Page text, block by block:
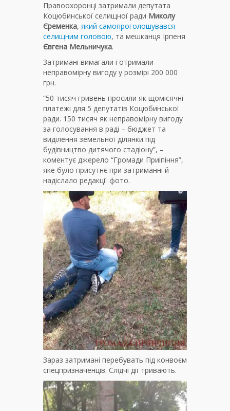
Правоохоронці затримали депутата
Коцюбинської селищної ради Миколу
Єременка, який самопроголошувався
селищним головою, та мешканця Ірпеня
Євгена Мельничука.
Затримані вимагали і отримали
неправомірну вигоду у розмірі 200 000
грн.
“50 тисяч гривень просили як щомісячні
платежі для 5 депутатів Коцюбинської
ради. 150 тисяч як неправомірну вигоду
за голосування в раді – бюджет та
виділення земельної ділянки під
будівництво дитячого стадіону”, –
коментує джерело “Громади Приіпіння”,
яке було присутнє при затриманні й
надіслало редакції фото.
Зараз затримані перебувать під конвоєм
спецпризначенців. Слідчі дії тривають.